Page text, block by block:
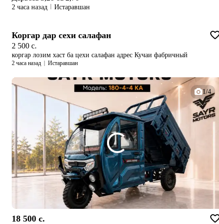
2 часа назад Истаравшан
Коргар дар сехи салафан
2 500 c.
коргар лозим хаст ба цехи салафан адрес Кучаи фабричный
2 часа назад Истаравшан
1/4
18 500 c.